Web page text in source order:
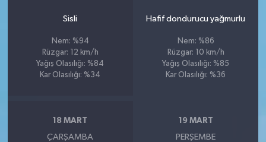
Sisli
Nem: %94
Rüzgar: 12 km/h
Yağış Olasılığı: %84
Kar Olasılığı: %34
Hafif dondurucu yağmurlu
Nem: %86
Rüzgar: 10 km/h
Yağış Olasılığı: %85
Kar Olasılığı: %36
18 MART
ÇARŞAMBA
19 MART
PERŞEMBE